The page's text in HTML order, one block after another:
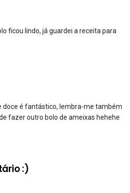
ficou lindo, já guardei a receita para
doce é fantástico, lembra-me também
fazer outro bolo de ameixas hehehe
:)